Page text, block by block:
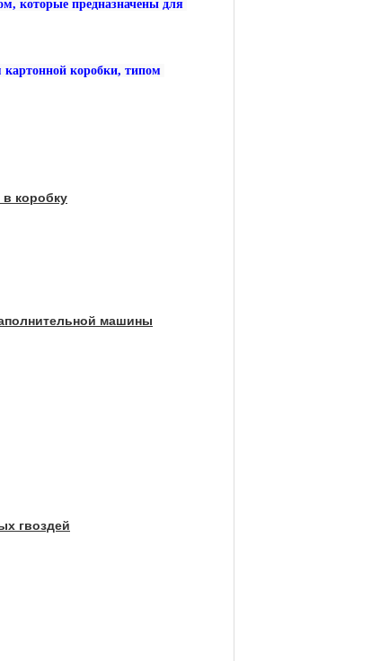
которые предназначены для
картонной коробки, типом
коробку
машины
гвоздей